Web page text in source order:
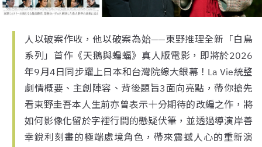
人以破案作收，他以破案為始——東野推理全新「白鳥
系列」首作《天鵝與蝙蝠》真人版電影，即將於2026
年9月4日同步躍上日本和台灣院線大銀幕！La Vie統整
劇情概要、主創陣容、背後題旨3面向亮點，帶你搶先
看東野圭吾本人生前亦曾表示十分期待的改編之作，將
如何影像化留於字裡行間的懸疑伏筆，並透過導演岸善
幸銳利刻畫的極端處境角色，帶來震撼人心的重新演